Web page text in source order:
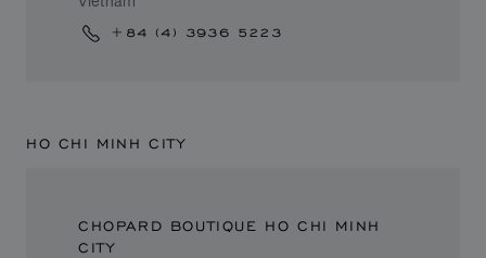
+84 (4) 3936 5223
HO CHI MINH CITY
CHOPARD BOUTIQUE HO CHI MINH
CITY